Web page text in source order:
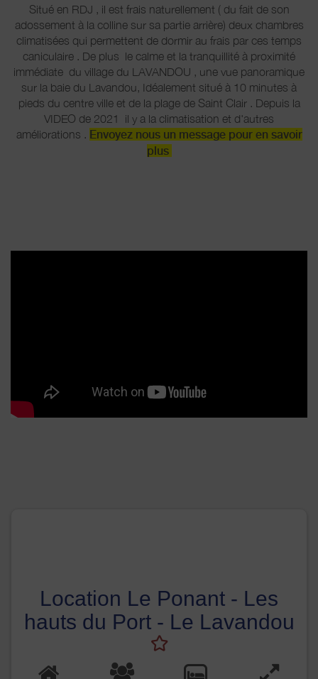
Situé en RDJ , il est frais naturellement ( du fait de son
adossement à la colline sur sa partie arrière) deux chambres
climatisées qui permettent de dormir au frais par ces temps
caniculaire . De plus le calme et la tranquillité à proximité
immédiate du village du LAVANDOU , une vue panoramique
sur la baie du Lavandou, Idéalement situé à 10 minutes à
pieds du centre ville et de la plage de Saint Clair . Depuis la
VIDEO de 2021 il y a la climatisation et d'autres
améliorations . Envoyez nous un message pour en savoir
plus
Location Le Ponant - Les
hauts du Port - Le Lavandou